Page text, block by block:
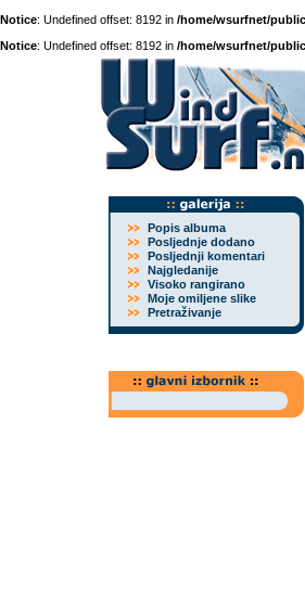
Notice: Undefined offset: 8192 in /home/wsurfnet/
Notice: Undefined offset: 8192 in /home/wsurfnet/
Popis albuma
Posljednje dodano
Posljednji komentari
Najgledanije
Visoko rangirano
Moje omiljene slike
Pretraživanje